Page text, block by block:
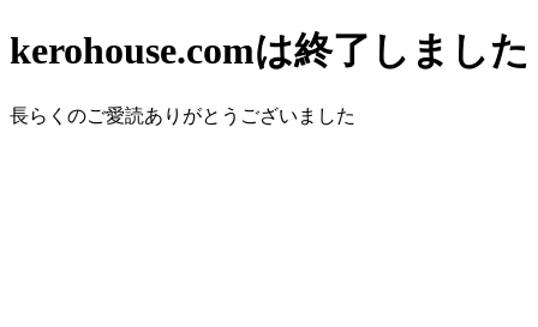
kerohouse.comは終了しました
長らくのご愛読ありがとうございました